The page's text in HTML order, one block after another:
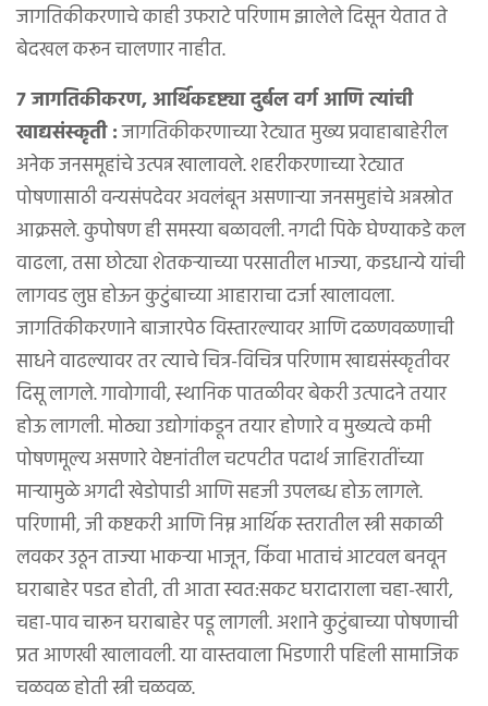
जागतिकीकरणाचे काही उफराटे परिणाम झालेले दिसून येतात ते
बेदखल करून चालणार नाहीत.
७ जागतिकीकरण, आर्थिकदृष्ट्या दुर्बल वर्ग आणि त्यांची
खाद्यसंस्कृती :जागतिकीकरणाच्या रेट्यात मुख्य प्रवाहाबाहेरील
अनेक जनसमूहांचे उत्पन्न खालावले. शहरीकरणाच्या रेट्यात
पोषणासाठी वन्यसंपदेवर अवलंबून असणाऱ्या जनसमुहांचे अन्नस्रोत
आक्रसले. कुपोषण ही समस्या बळावली. नगदी पिके घेण्याकडे कल
वाढला, तसा छोट्या शेतकऱ्याच्या परसातील भाज्या, कडधान्ये यांची
लागवड लुप्त होऊन कुटुंबाच्या आहाराचा दर्जा खालावला.
जागतिकीकरणाने बाजारपेठ विस्तारल्यावर आणि दळणवळणाची
साधने वाढल्यावर तर त्याचे चित्र-विचित्र परिणाम खाद्यसंस्कृतीवर
दिसू लागले. गावोगावी, स्थानिक पातळीवर बेकरी उत्पादने तयार
होऊ लागली. मोठ्या उद्योगांकडून तयार होणारे व मुख्यत्वे कमी
पोषणमूल्य असणारे वेष्टनांतील चटपटीत पदार्थ जाहिरातींच्या
माऱ्यामुळे अगदी खेडोपाडी आणि सहजी उपलब्ध होऊ लागले.
परिणामी, जी कष्टकरी आणि निम्न आर्थिक स्तरातील स्त्री सकाळी
लवकर उठून ताज्या भाकऱ्या भाजून, किंवा भाताचं आटवल बनवून
घराबाहेर पडत होती, ती आता स्वत:सकट घरादाराला चहा-खारी,
चहा-पाव चारून घराबाहेर पडू लागली. अशाने कुटुंबाच्या पोषणाची
प्रत आणखी खालावली. या वास्तवाला भिडणारी पहिली सामाजिक
चळवळ होती स्त्री चळवळ.